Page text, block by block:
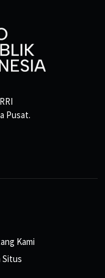
Pusat.
Kami
Situs